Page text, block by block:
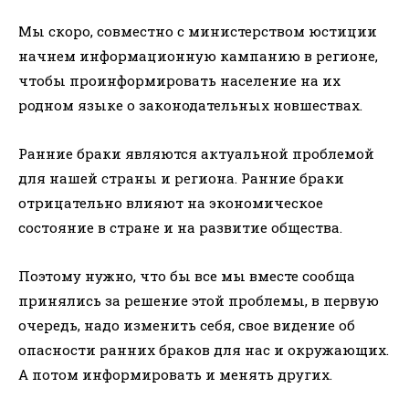
Мы скоро, совместно с министерством юстиции
начнем информационную кампанию в регионе,
чтобы проинформировать население на их
родном языке о законодательных новшествах.
Ранние браки являются актуальной проблемой
для нашей страны и региона. Ранние браки
отрицательно влияют на экономическое
состояние в стране и на развитие общества.
Поэтому нужно, что бы все мы вместе сообща
принялись за решение этой проблемы, в первую
очередь, надо изменить себя, свое видение об
опасности ранних браков для нас и окружающих.
А потом информировать и менять других.